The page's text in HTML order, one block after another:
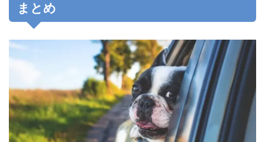
まとめ